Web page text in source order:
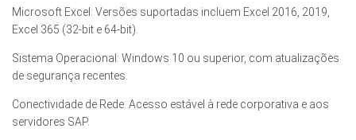
Microsoft Excel: Versões suportadas incluem Excel 2016, 2019,
Excel 365 (32-bit e 64-bit).
Sistema Operacional: Windows 10 ou superior, com atualizações
de segurança recentes.
Conectividade de Rede: Acesso estável à rede corporativa e aos
servidores SAP.